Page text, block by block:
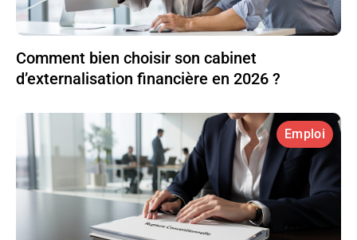
Comment bien choisir son cabinet
d’externalisation financière en 2026 ?
Emploi